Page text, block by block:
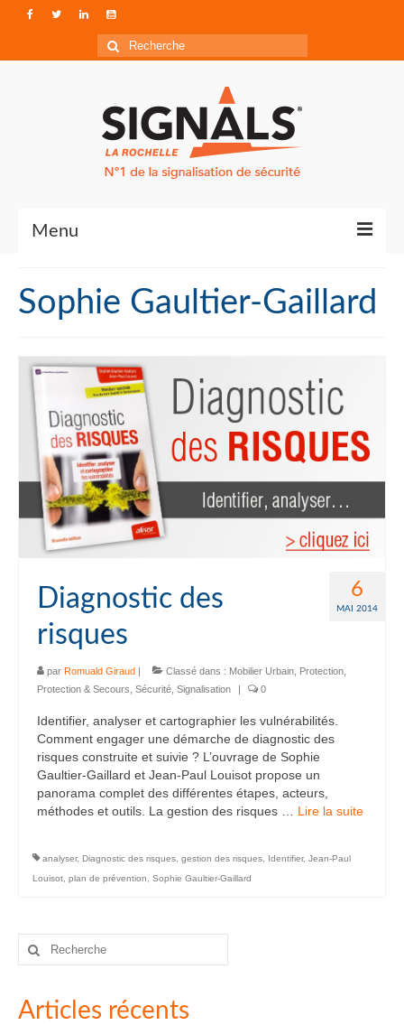
Rechercher
:
Menu
Qui sommes-nous ?
Accéder à Signals
Sophie Gaultier-Gaillard
6
MAI 2014
Diagnostic des
risques
par Romuald Giraud | Classé dans : Mobilier Urbain Protection
Protection & Secours Sécurité Signalisation | 0
Identifier, analyser et cartographier les vulnérabilités.
Comment engager une démarche de diagnostic des
risques construite et suivie ? L’ouvrage de Sophie
Gaultier-Gaillard et Jean-Paul Louisot propose un
panorama complet des différentes étapes, acteurs,
méthodes et outils. La gestion des risques … Lire la suite­­
analyser, Diagnostic des risques gestion des risques Identifier, Jean-Paul
Louisot plan de prévention Sophie Gaultier-Gaillard
Rechercher
Articles récents